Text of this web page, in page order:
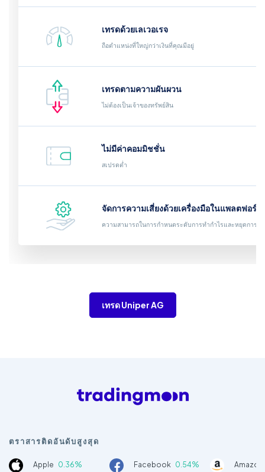
เทรดด้วยเลเวอเรจ
ถือตำแหน่งที่ใหญ่กว่าเงินที่คุณมีอยู่
เทรดตามความผันผวน
ไม่ต้องเป็นเจ้าของทรัพย์สิน
ไม่มีค่าคอมมิชชั่น
สเปรดต่ำ
จัดการความเสี่ยงด้วยเครื่องมือในแพลตฟอร์ม
ความสามารถในการกำหนดระดับการทำกำไรและหยุดการข
เทรด Uniper AG
ตราสารติดอันดับสูงสุด
Apple 0.36% Facebook 0.54%